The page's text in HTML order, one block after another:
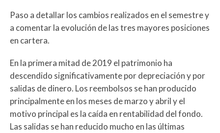
Paso a detallar los cambios realizados en el semestre y
a comentar la evolución de las tres mayores posiciones
en cartera.
En la primera mitad de 2019 el patrimonio ha
descendido significativamente por depreciación y por
salidas de dinero. Los reembolsos se han producido
principalmente en los meses de marzo y abril y el
motivo principal es la caída en rentabilidad del fondo.
Las salidas se han reducido mucho en las últimas